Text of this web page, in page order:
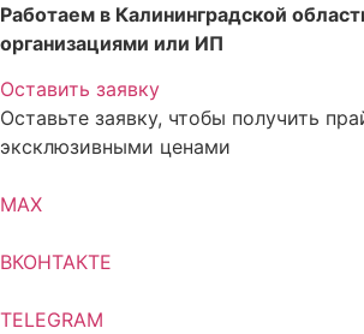
Работаем в Калининградской
организациями или ИП
Оставить заявку
Оставьте заявку, чтобы получить
эксклюзивными ценами
MAX
ВКОНТАКТЕ
TELEGRAM